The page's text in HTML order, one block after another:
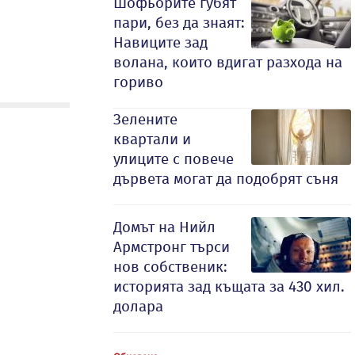
пари, без да знаят:
Навиците зад
волана, които вдигат разхода на
гориво
Зелените
квартали и
улиците с повече
дървета могат да подобрят съня
Домът на Нийл
Армстронг търси
нов собственик:
историята зад къщата за 430 хил.
долара